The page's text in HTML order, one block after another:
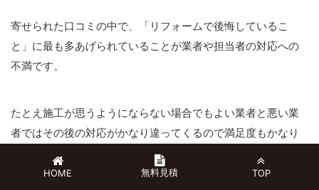
寄せられた口コミの中で、「リフォームで後悔しているこ
と」に最も多あげられていることが業者や担当者の対応への
不満です。
たとえ施工が思うようにならない場合でもよい業者と悪い業
者ではその後の対応がかなり違ってくるので満足度もかなり
HOME 無料見積 TOP